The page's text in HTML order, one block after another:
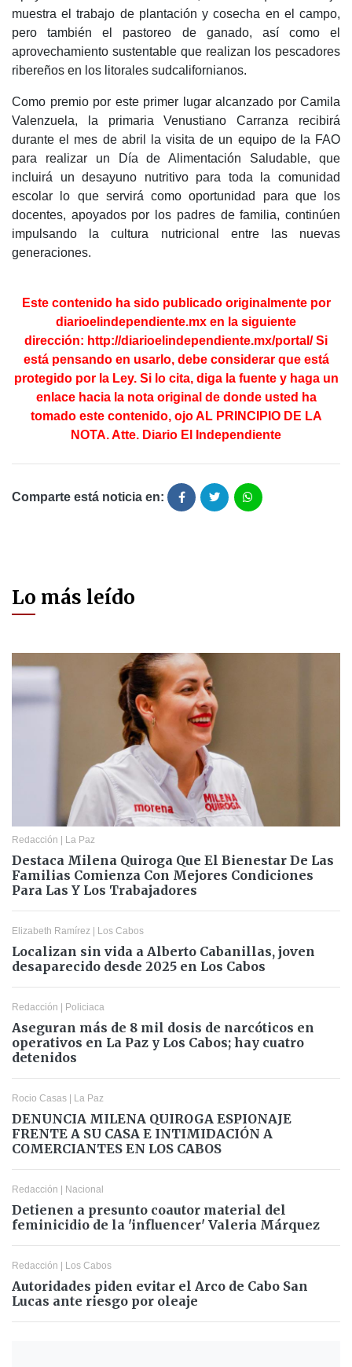
muestra el trabajo de plantación y cosecha en el campo,
pero también el pastoreo de ganado, así como el
aprovechamiento sustentable que realizan los pescadores
ribereños en los litorales sudcalifornianos.
Como premio por este primer lugar alcanzado por Camila
Valenzuela, la primaria Venustiano Carranza recibirá
durante el mes de abril la visita de un equipo de la FAO
para realizar un Día de Alimentación Saludable, que
incluirá un desayuno nutritivo para toda la comunidad
escolar lo que servirá como oportunidad para que los
docentes, apoyados por los padres de familia, continúen
impulsando la cultura nutricional entre las nuevas
generaciones.
Este contenido ha sido publicado originalmente por
diarioelindependiente.mx en la siguiente
dirección: http://diarioelindependiente.mx/portal/Si
está pensando en usarlo, debe considerar que está
protegido por la Ley. Si lo cita, diga la fuente y haga un
enlace hacia la nota original de donde usted ha
tomado este contenido, ojo AL PRINCIPIO DE LA
NOTA. Atte. Diario El Independiente
Comparte está noticia en:
Lo más leído
Redacción La Paz
Destaca Milena Quiroga Que El Bienestar De Las
Familias Comienza Con Mejores Condiciones
Para Las Y Los Trabajadores
Elizabeth Ramírez Los Cabos
Localizan sin vida a Alberto Cabanillas, joven
desaparecido desde 2025 en Los Cabos
Redacción Policiaca
Aseguran más de 8 mil dosis de narcóticos en
operativos en La Paz y Los Cabos; hay cuatro
detenidos
Rocio Casas La Paz
DENUNCIA MILENA QUIROGA ESPIONAJE
FRENTE A SU CASA E INTIMIDACIÓN A
COMERCIANTES EN LOS CABOS
Redacción Nacional
Detienen a presunto coautor material del
feminicidio de la 'influencer' Valeria Márquez
Redacción Los Cabos
Autoridades piden evitar el Arco de Cabo San
Lucas ante riesgo por oleaje